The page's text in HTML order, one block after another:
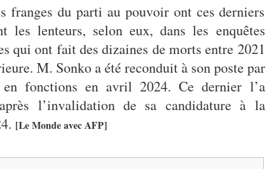
franges du parti au pouvoir ont ces derniers
les lenteurs, selon eux, dans les enquêtes
qui ont fait des dizaines de morts entre 2021
M. Sonko a été reconduit à son poste par
fonctions en avril 2024. Ce dernier l’a
l’invalidation de sa candidature à la
[Le Monde avec AFP]